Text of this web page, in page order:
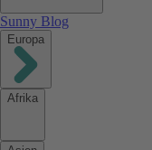
Sunny Blog
Europa
Afrika